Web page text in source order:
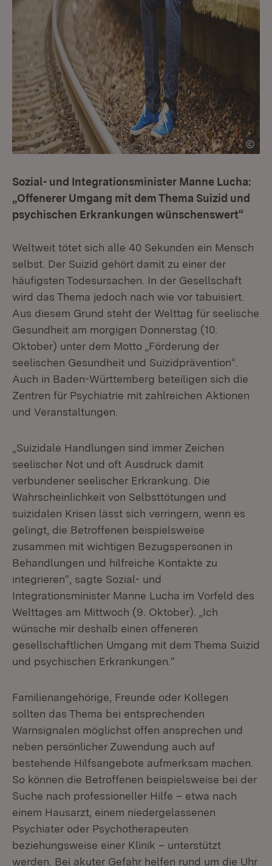
Sozial- und Integrationsminister Manne Lucha:
„Offenerer Umgang mit dem Thema Suizid und
psychischen Erkrankungen wünschenswert“
Weltweit tötet sich alle 40 Sekunden ein Mensch
selbst. Der Suizid gehört damit zu einer der
häufigsten Todesursachen. In der Gesellschaft
wird das Thema jedoch nach wie vor tabuisiert.
Aus diesem Grund steht der Welttag für seelische
Gesundheit am morgigen Donnerstag (10.
Oktober) unter dem Motto „Förderung der
seelischen Gesundheit und Suizidprävention“.
Auch in Baden-Württemberg beteiligen sich die
Zentren für Psychiatrie mit zahlreichen Aktionen
und Veranstaltungen.
„Suizidale Handlungen sind immer Zeichen
seelischer Not und oft Ausdruck damit
verbundener seelischer Erkrankung. Die
Wahrscheinlichkeit von Selbsttötungen und
suizidalen Krisen lässt sich verringern, wenn es
gelingt, die Betroffenen beispielsweise
zusammen mit wichtigen Bezugspersonen in
Behandlungen und hilfreiche Kontakte zu
integrieren“, sagte Sozial- und
Integrationsminister Manne Lucha im Vorfeld des
Welttages am Mittwoch (9. Oktober). „Ich
wünsche mir deshalb einen offeneren
gesellschaftlichen Umgang mit dem Thema Suizid
und psychischen Erkrankungen.“
Familienangehörige, Freunde oder Kollegen
sollten das Thema bei entsprechenden
Warnsignalen möglichst offen ansprechen und
neben persönlicher Zuwendung auch auf
bestehende Hilfsangebote aufmerksam machen.
So können die Betroffenen beispielsweise bei der
Suche nach professioneller Hilfe – etwa nach
einem Hausarzt, einem niedergelassenen
Psychiater oder Psychotherapeuten
beziehungsweise einer Klinik – unterstützt
werden. Bei akuter Gefahr helfen rund um die Uhr